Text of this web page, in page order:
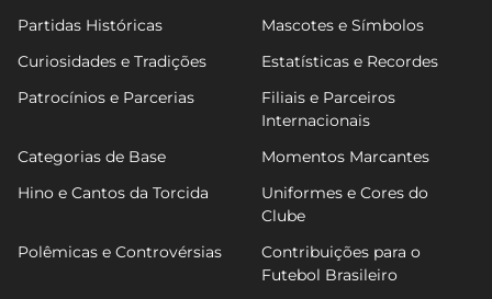
Partidas Históricas
Mascotes e Símbolos
Curiosidades e Tradições
Estatísticas e Recordes
Patrocínios e Parcerias
Filiais e Parceiros
Internacionais
Categorias de Base
Momentos Marcantes
Hino e Cantos da Torcida
Uniformes e Cores do
Clube
Polêmicas e Controvérsias
Contribuições para o
Futebol Brasileiro